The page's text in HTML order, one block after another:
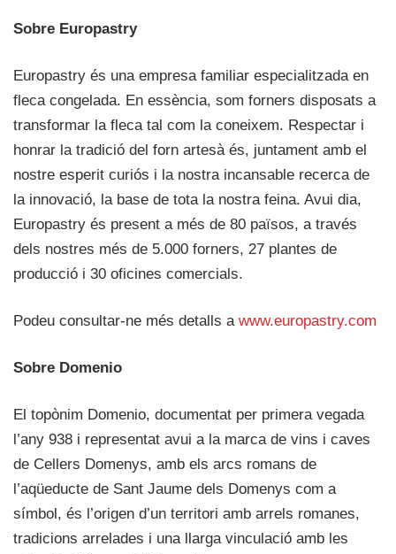
Sobre Europastry
Europastry és una empresa familiar especialitzada en
fleca congelada. En essència, som forners disposats a
transformar la fleca tal com la coneixem. Respectar i
honrar la tradició del forn artesà és, juntament amb el
nostre esperit curiós i la nostra incansable recerca de
la innovació, la base de tota la nostra feina. Avui dia,
Europastry és present a més de 80 països, a través
dels nostres més de 5.000 forners, 27 plantes de
producció i 30 oficines comercials.
Podeu consultar-ne més detalls a www.europastry.com
Sobre Domenio
El topònim Domenio, documentat per primera vegada
l’any 938 i representat avui a la marca de vins i caves
de Cellers Domenys, amb els arcs romans de
l’aqüeducte de Sant Jaume dels Domenys com a
símbol, és l’origen d’un territori amb arrels romanes,
tradicions arrelades i una llarga vinculació amb les